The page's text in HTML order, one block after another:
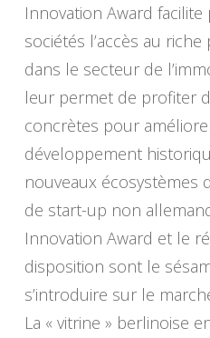
Innovation Award
sociétés l’accès au
dans le secteur de
leur permet de profiter
concrètes pour
développement
nouveaux écosystèmes
de start-up non
Innovation Award et le
disposition sont le
s’introduire sur le
La « vitrine » berlinoise